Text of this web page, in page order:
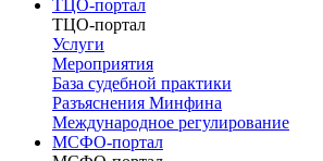
ТЦО-портал
ТЦО-портал
Услуги
Мероприятия
База судебной практики
Разъяснения Минфина
Международное регулирование
МСФО-портал